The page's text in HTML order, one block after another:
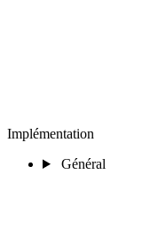
Implémentation
Général